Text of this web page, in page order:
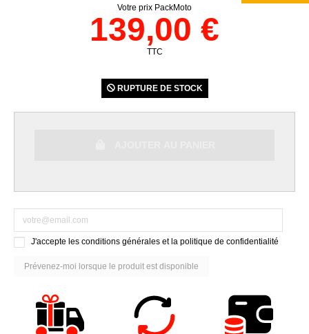
Votre prix PackMoto
139,00 €
TTC
RUPTURE DE STOCK
J'accepte les conditions générales et la politique de confidentialité